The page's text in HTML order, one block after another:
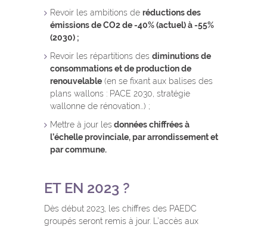
Revoir les ambitions de réductions des
émissions de CO2 de -40% (actuel) à -55%
(2030) ;
Revoir les répartitions des diminutions de
consommations et de production de
renouvelable (en se fixant aux balises des
plans wallons : PACE 2030, stratégie
wallonne de rénovation…) ;
Mettre à jour lesdonnées chiffrées à
l’échelle provinciale, par arrondissement et
par commune.
ET EN 2023 ?
Dès début 2023, les chiffres des PAEDC
groupés seront remis à jour. L’accès aux